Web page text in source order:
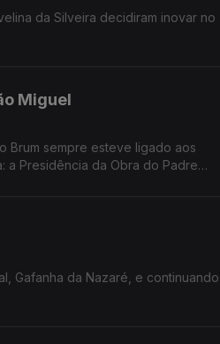
da Silveira decidiram inovar no
Miguel
Brum sempre esteve ligado aos
a Presidência da Obra do Padre
frágeis, para proteger e educar?
Gafanha da Nazaré, e